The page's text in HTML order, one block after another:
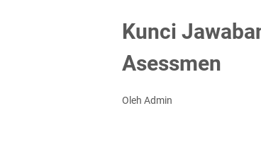
Kunci
Asessmen
Oleh Admin